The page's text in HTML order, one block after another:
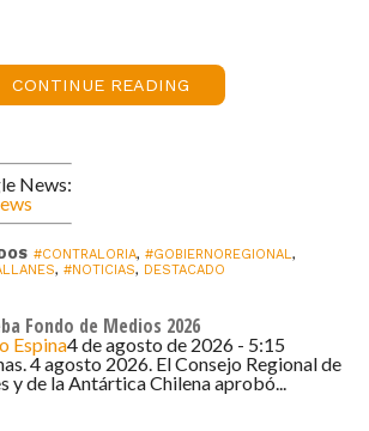
CONTINUE READING
News:
#CONTRALORIA, #GOBIERNOREGIONAL,
, #NOTICIAS, DESTACADO
Fondo de Medios 2026
Espina4 de agosto de 2026 - 5:15
4 agosto 2026. El Consejo Regional de
y de la Antártica Chilena aprobó...